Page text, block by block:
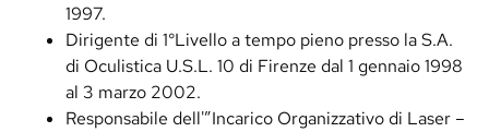
1997.
Dirigente di 1°Livello a tempo pieno presso la S.A.
di Oculistica U.S.L. 10 di Firenze dal 1 gennaio 1998
al 3 marzo 2002.
Responsabile dell'”Incarico Organizzativo di Laser –